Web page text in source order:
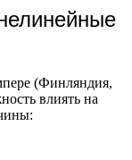
(Финляндия,
влиять на